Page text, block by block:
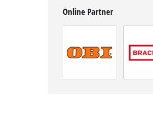
Online Partner